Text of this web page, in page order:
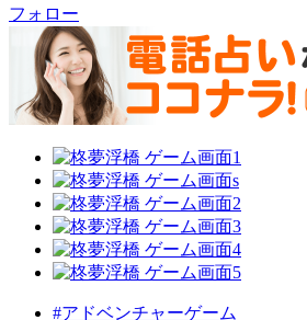
フォロー
#アドベンチャーゲーム